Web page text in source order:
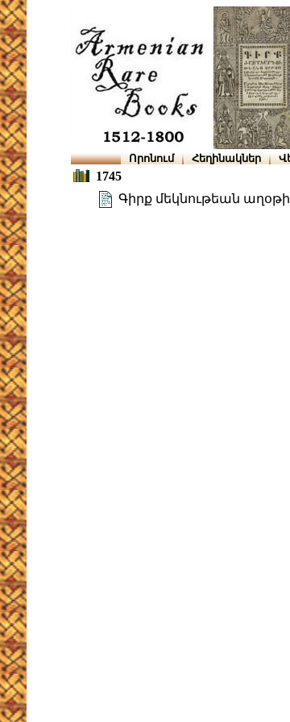
Որոնում Հեղինակներ
1745
Գիրք մեկնութեան